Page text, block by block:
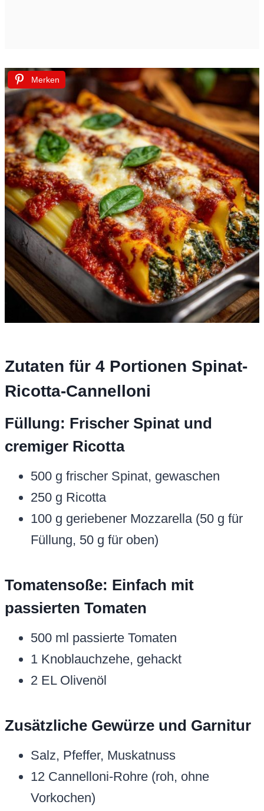
Merken
Zutaten für 4 Portionen Spinat-
Ricotta-Cannelloni
Füllung: Frischer Spinat und
cremiger Ricotta
500 g frischer Spinat, gewaschen
250 g Ricotta
100 g geriebener Mozzarella (50 g für
Füllung, 50 g für oben)
Tomatensoße: Einfach mit
passierten Tomaten
500 ml passierte Tomaten
1 Knoblauchzehe, gehackt
2 EL Olivenöl
Zusätzliche Gewürze und Garnitur
Salz, Pfeffer, Muskatnuss
12 Cannelloni-Rohre (roh, ohne
Vorkochen)